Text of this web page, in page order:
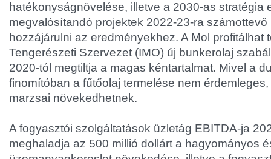
hatékonyságnövelése, illetve a 2030-as stratégia
megvalósítandó projektek 2022-23-ra
hozzájárulni az eredményekhez. A Mol profitálhat
Tengerészeti Szervezet (IMO) új bunkerolaj
2020-tól megtiltja a magas kéntartalmat. Mivel a
finomítóban a fűtőolaj termelése nem
marzsai növekedhetnek.
A fogyasztói szolgáltatások üzletág EBITDA-ja
meghaladja az 500 millió dollárt a hagyományos